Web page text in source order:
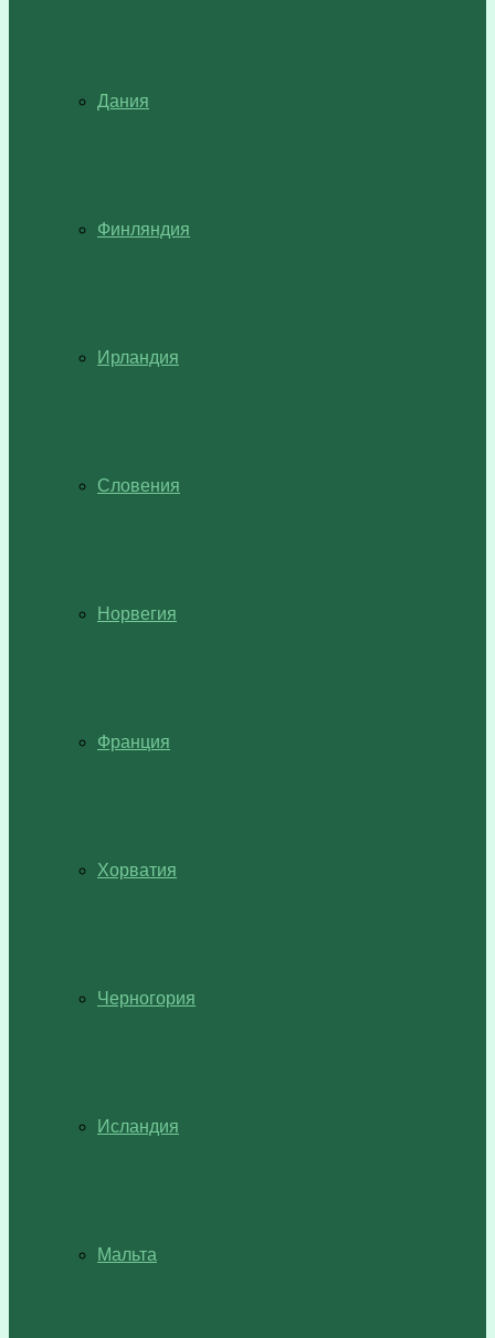
Дания
Финляндия
Ирландия
Словения
Норвегия
Франция
Хорватия
Черногория
Исландия
Мальта